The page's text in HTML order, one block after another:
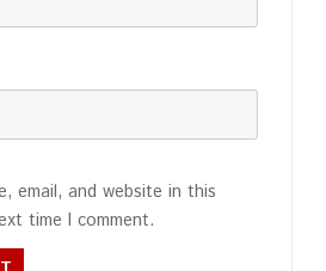
email, and website in this
time I comment.